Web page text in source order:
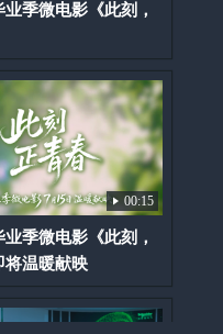
季微电影《此刻，
00:15
季微电影《此刻，
将温暖献映